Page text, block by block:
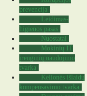
prevencija
Leidimas-
higienos pasas
Nuostatai
Mokinių IT
įrenginių naudojimo
tvarka
Kelionės išlaidų
kompensavimo tvarka